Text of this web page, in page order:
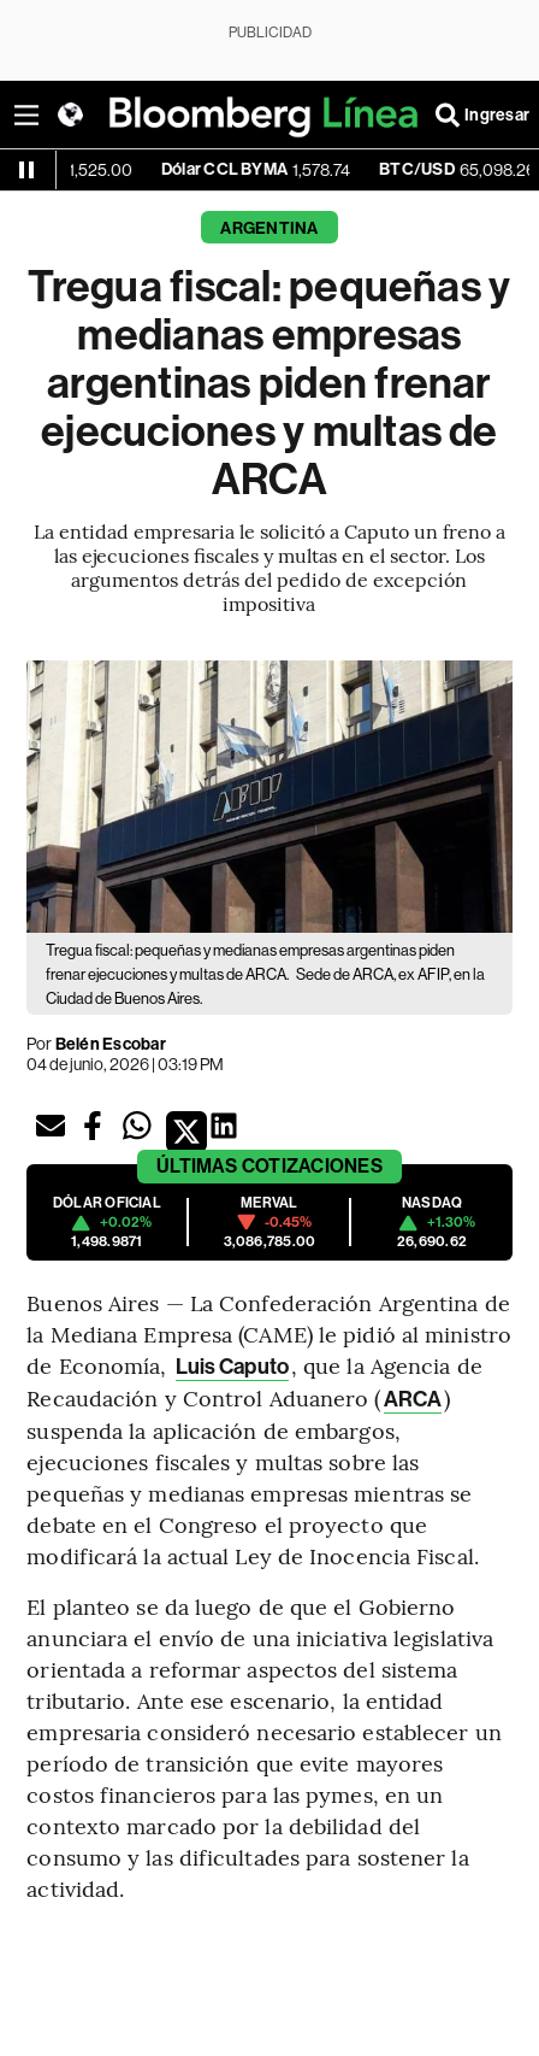
PUBLICIDAD
Ingresar
Dólar CCL BYMA 1,578.74 BTC/USD 65,098.26 -
ARGENTINA
Tregua fiscal: pequeñas y
medianas empresas
argentinas piden frenar
ejecuciones y multas de
ARCA
La entidad empresaria le solicitó a Caputo un freno a
las ejecuciones fiscales y multas en el sector. Los
argumentos detrás del pedido de excepción
impositiva
Tregua fiscal: pequeñas y medianas empresas argentinas piden
frenar ejecuciones y multas de ARCA. Sede de ARCA, ex AFIP, en la
Ciudad de Buenos Aires.
PorBelén Escobar
04 de junio, 2026 | 03:19 PM
ÚLTIMAS COTIZACIONES
DÓLAR OFICIAL
+0.02%
1,498.9871
MERVAL
-0.45%
3,086,785.00
NASDAQ
+1.30%
26,690.62
Buenos Aires — La Confederación Argentina de
la Mediana Empresa (CAME) le pidió al ministro
de Economía, Luis Caputo, que la Agencia de
Recaudación y Control Aduanero (ARCA)
suspenda la aplicación de embargos,
ejecuciones fiscales y multas sobre las
pequeñas y medianas empresas mientras se
debate en el Congreso el proyecto que
modificará la actual Ley de Inocencia Fiscal.
El planteo se da luego de que el Gobierno
anunciara el envío de una iniciativa legislativa
orientada a reformar aspectos del sistema
tributario. Ante ese escenario, la entidad
empresaria consideró necesario establecer un
período de transición que evite mayores
costos financieros para las pymes, en un
contexto marcado por la debilidad del
consumo y las dificultades para sostener la
actividad.